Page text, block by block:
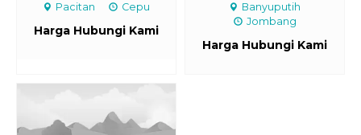
Pacitan Cepu
Harga Hubungi Kami
Banyuputih
Jombang
Harga Hubungi Kami